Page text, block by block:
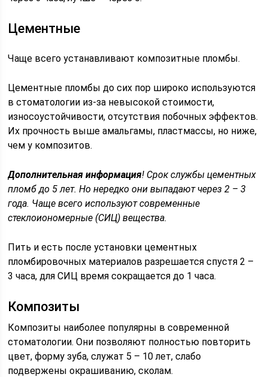
Цементные
Чаще всего устанавливают композитные пломбы.
Цементные пломбы до сих пор широко используются
в стоматологии из-за невысокой стоимости,
износоустойчивости, отсутствия побочных эффектов.
Их прочность выше амальгамы, пластмассы, но ниже,
чем у композитов.
Дополнительная информация! Срок службы цементных
пломб до 5 лет. Но нередко они выпадают через 2 – 3
года. Чаще всего используют современные
стеклоиономерные (СИЦ) вещества.
Пить и есть после установки цементных
пломбировочных материалов разрешается спустя 2 –
3 часа, для СИЦ время сокращается до 1 часа.
Композиты
Композиты наиболее популярны в современной
стоматологии. Они позволяют полностью повторить
цвет, форму зуба, служат 5 – 10 лет, слабо
подвержены окрашиванию, сколам.